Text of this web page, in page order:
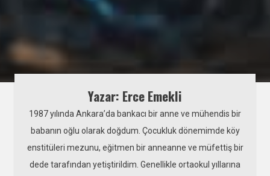
Yazar: Erce Emekli
1987 yılında Ankara’da bankacı bir anne ve mühendis bir
babanın oğlu olarak doğdum. Çocukluk dönemimde köy
enstitüleri mezunu, eğitmen bir anneanne ve müfettiş bir
dede tarafından yetiştirildim. Genellikle ortaokul yıllarına